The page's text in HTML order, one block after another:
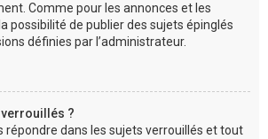
Comme pour les annonces et les
possibilité de publier des sujets épinglés
définies par l’administrateur.
?
répondre dans les sujets verrouillés et tout